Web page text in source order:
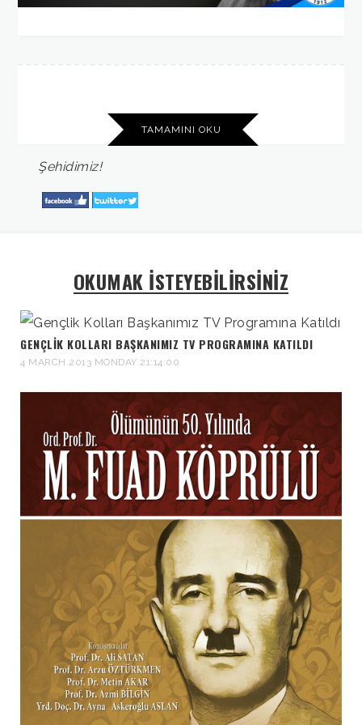
TAMAMINI OKU
Şehidimiz!
OKUMAK İSTEYEBİLİRSİNİZ
GENÇLIK KOLLARI BAŞKANIMIZ TV PROGRAMINA KATILDI
4 MARCH 2013 MONDAY 21:14:00